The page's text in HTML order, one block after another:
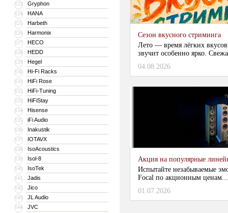
123 Gryphon
124 HANA
125 Harbeth
126 Harmonix
127 HECO
128 HEDD
129 Hegel
130 Hi-Fi Racks
131 HiFi Rose
132 HiFi-Tuning
133 HiFiStay
134 Hisense
135 iFi Audio
136 Inakustik
137 IOTAVX
138 IsoAcoustics
139 Isol-8
140 IsoTek
141 Jadis
142 Jico
143 JL Audio
144 JVC
Сезон вкусного стриминга
Лето — время лёгких
звучит особенно ярко.
04.08.2026
Акция на популярные
Испытайте незабываемые
Focal по акционным
01.07.2026